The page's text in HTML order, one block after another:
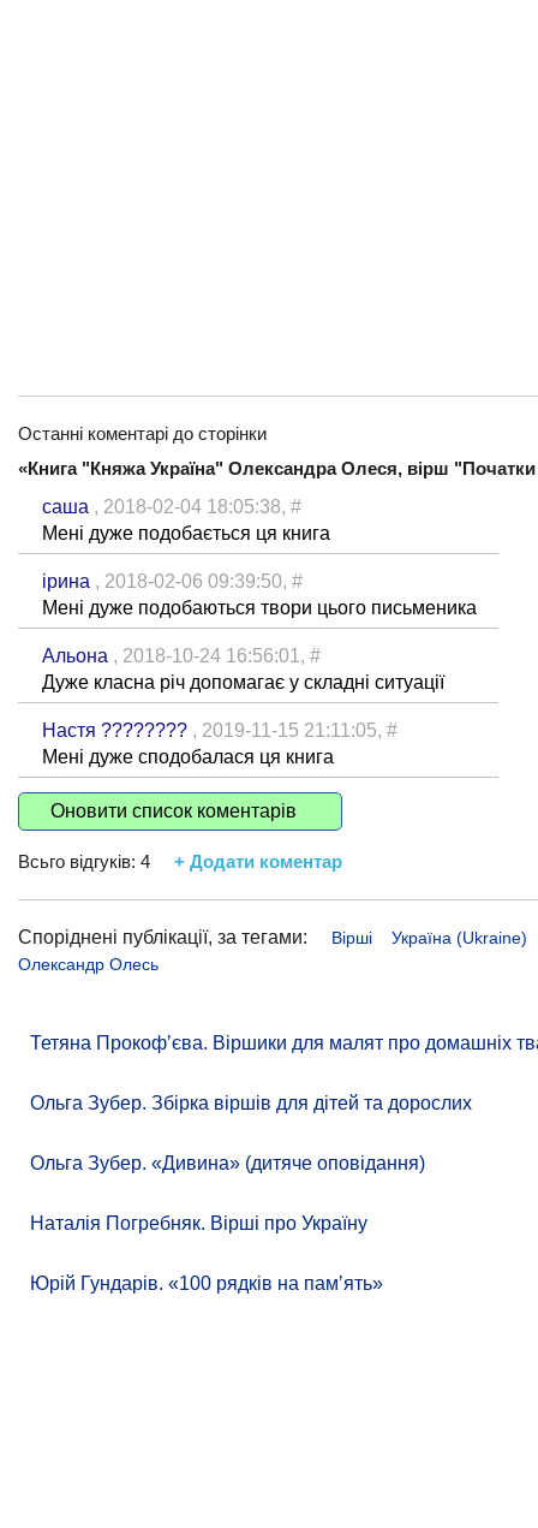
Останні коментарі до сторінки
«Книга "Княжа Україна" Олександра Олеся, вірш
саша , 2018-02-04 18:05:38, #
Мені дуже подобається ця книга
ірина , 2018-02-06 09:39:50, #
Мені дуже подобаються твори цього письменика
Альона , 2018-10-24 16:56:01, #
Дуже класна річ допомагає у складні ситуації
Настя ???????? , 2019-11-15 21:11:05, #
Мені дуже сподобалася ця книга
Оновити список коментарів
Всьго відгуків: 4 + Додати коментар
Споріднені публікації, за тегами: Вірші
Україна (Ukraine)
Олександр Олесь
Тетяна Прокоф’єва. Віршики для малят про домашніх
Ольга Зубер. Збірка віршів для дітей та дорослих
Ольга Зубер. «Дивина» (дитяче оповідання)
Наталія Погребняк. Вірші про Україну
Юрій Гундарів. «100 рядків на памʼять»